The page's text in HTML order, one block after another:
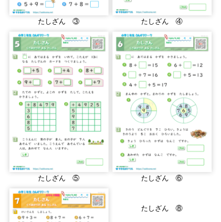
たしざん ③ たしざん ④
たしざん ⑤ たしざん ⑥
たしざん ⑧